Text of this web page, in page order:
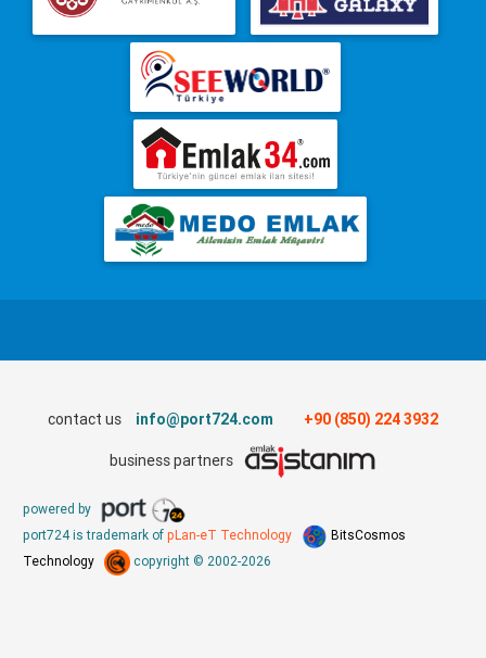
contact us info@port724.com +90 (850) 224 3932
business partners
powered by
port724 is trademark of pLan-eT Technology
BitsCosmos
Technology
copyright © 2002-2026